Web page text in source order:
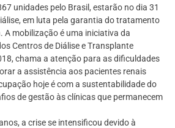
unidades pelo Brasil, estarão no dia 31
em luta pela garantia do tratamento
A mobilização é uma iniciativa da
Centros de Diálise e Transplante
chama a atenção para as dificuldades
a assistência aos pacientes renais
hoje é com a sustentabilidade do
de gestão às clínicas que permanecem
a crise se intensificou devido à